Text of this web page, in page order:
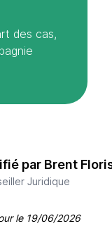
des cas,
par Brent
Juridique
le 19/06/2026